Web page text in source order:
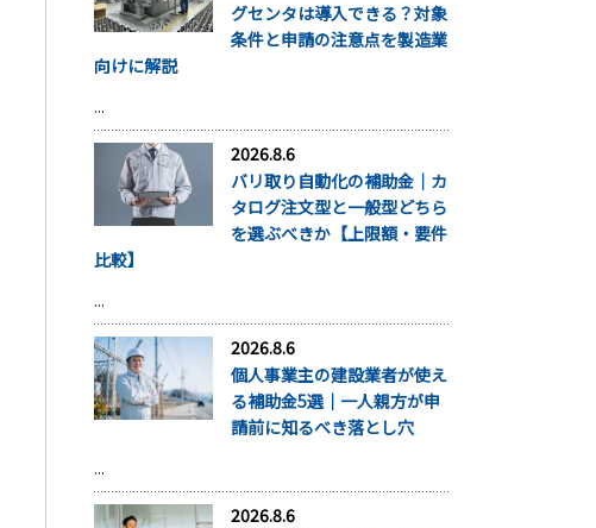
グセンタは導入できる？対象
条件と申請の注意点を製造業
向けに解説
...
2026.8.6
バリ取り自動化の補助金｜カ
タログ注文型と一般型どちら
を選ぶべきか【上限額・要件
比較】
...
2026.8.6
個人事業主の建設業者が使え
る補助金5選｜一人親方が申
請前に知るべき落とし穴
...
2026.8.6